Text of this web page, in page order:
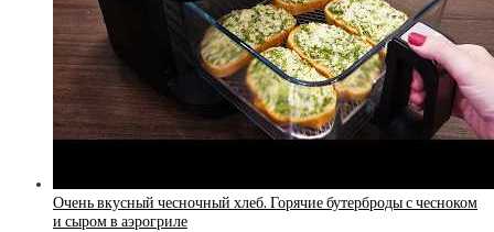
Очень вкусный чесночный хлеб. Горячие бутерброды с чесноком
и сыром в аэрогриле